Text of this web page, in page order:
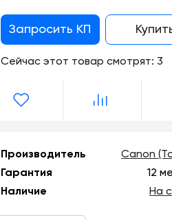
Запросить КП
Сейчас этот товар смотрят: 3
Производитель
Canon
Гарантия
12
Наличие
На